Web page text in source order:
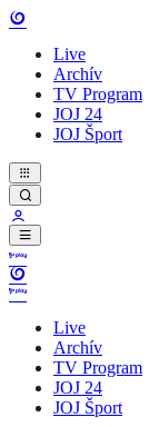
Live
Archív
TV Program
JOJ 24
JOJ Šport
Live
Archív
TV Program
JOJ 24
JOJ Šport